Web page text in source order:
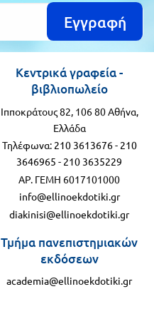
Εγγραφή
Κεντρικά γραφεία -
βιβλιοπωλείο
Ιπποκράτους 82, 106 80 Αθήνα,
Ελλάδα
Τηλέφωνα: 210 3613676- 210
3646965 - 210 3635229
ΑΡ. ΓΕΜΗ 6017101000
info@ellinoekdotiki.gr
diakinisi@ellinoekdotiki.gr
Τμήμα πανεπιστημιακών
εκδόσεων
academia@ellinoekdotiki.gr